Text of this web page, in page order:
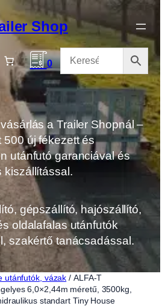
Shop
0
a Trailer Shopnál –
500 új fékezett és
utánfutó garanciával és
kiszállítással.
gépszállító, hajószállító,
oldalafalas utánfutók
szakértő tanácsadással.
utánfutók, vázak / ALFA-T
6,0×2,44m méretű, 3500kg,
standart Tiny House